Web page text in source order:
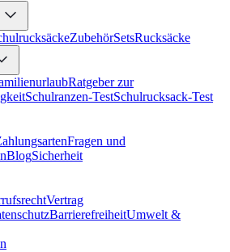
ZubehörSetsRucksäcke
Ratgeber zur
Schulranzen-TestSchulrucksack-Test
Fragen und
BlogSicherheit
Vertrag
BarrierefreiheitUmwelt &